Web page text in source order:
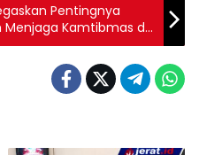
Pentingnya
Menjaga Kamtibmas di